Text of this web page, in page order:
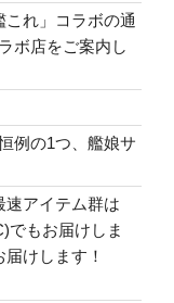
これ」コラボの通
ボ店をご案内し
例の1つ、艦娘サ
速アイテム群は
でもお届けしま
けします！